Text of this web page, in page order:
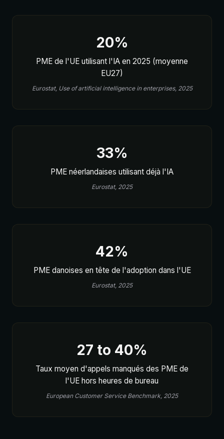
20%
PME de l'UE utilisant l'IA en 2025 (moyenne
EU27)
Eurostat, Use of artificial intelligence in enterprises, 2025
33%
PME néerlandaises utilisant déjà l'IA
Eurostat, 2025
42%
PME danoises en tête de l'adoption dans l'UE
Eurostat, 2025
27 to 40%
Taux moyen d'appels manqués des PME de
l'UE hors heures de bureau
European Customer Service Benchmark, 2025